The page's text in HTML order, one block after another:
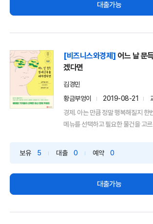
대출가능
[비즈니스와경제] 어느 날 문
겠다면
김경민
황금부엉이
2019-08-21
경제. 아는 만큼 정말 행복해질지 한번
메뉴를 선택하고 필요한 물건을 고
보유 5 대출 0 예약 0
대출가능